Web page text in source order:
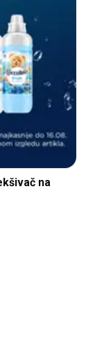
na